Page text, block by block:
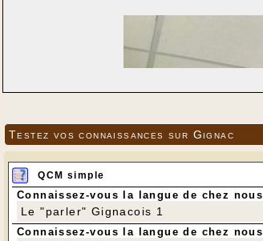
Testez vos connaissances sur Gignac
QCM simple
Connaissez-vous la langue de chez
Le "parler" Gignacois 1
Connaissez-vous la langue de chez